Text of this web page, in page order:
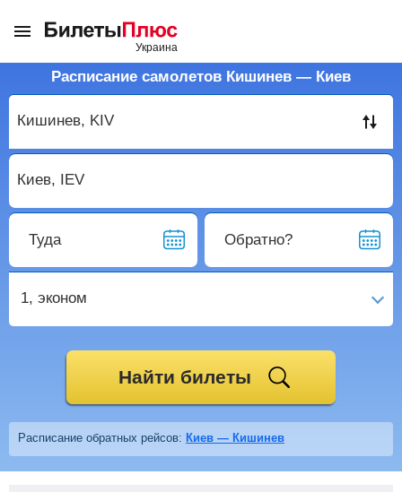
Расписание самолетов Кишинев — Киев
Туда Обратно?
1, эконом
Найти билеты
Расписание обратных рейсов: Киев — Кишинев